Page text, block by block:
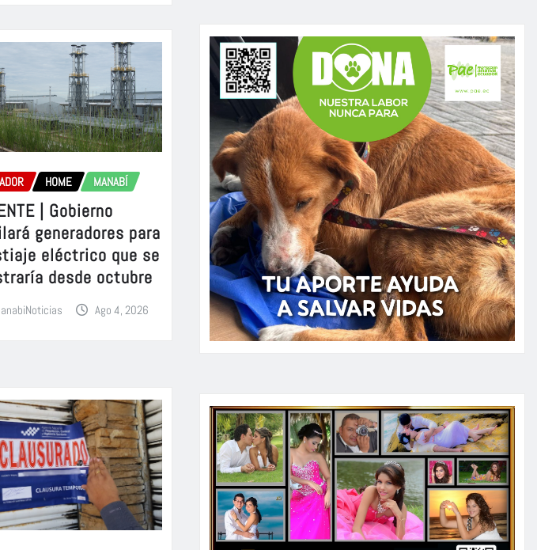
HOME MANABÍ
| Gobierno
generadores para
eléctrico que se
desde octubre
Ago 4, 2026